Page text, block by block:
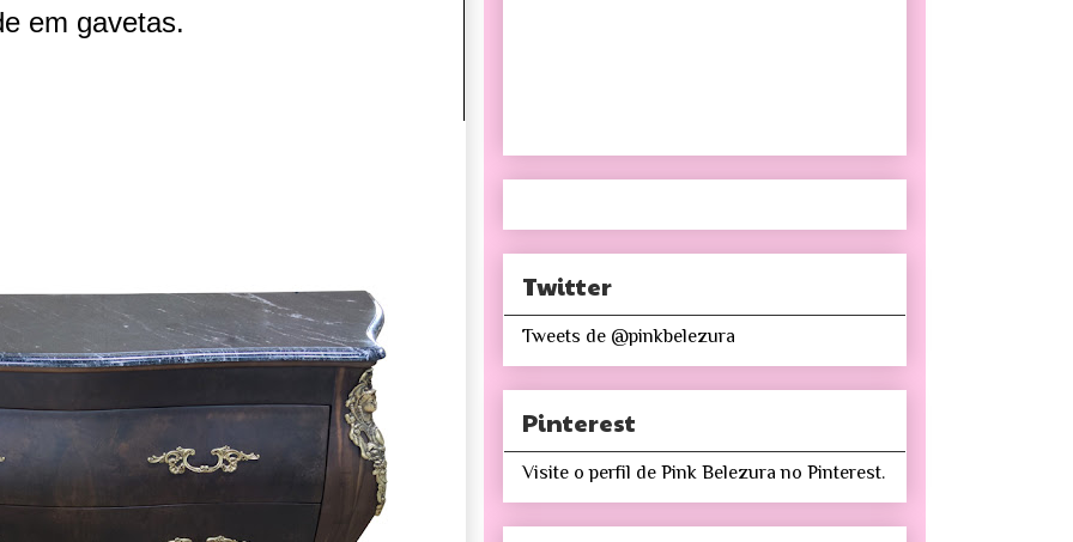
em gavetas.
Twitter
Tweets de @pinkbelezura
Pinterest
Visite o perfil de Pink Belezura no Pinterest.